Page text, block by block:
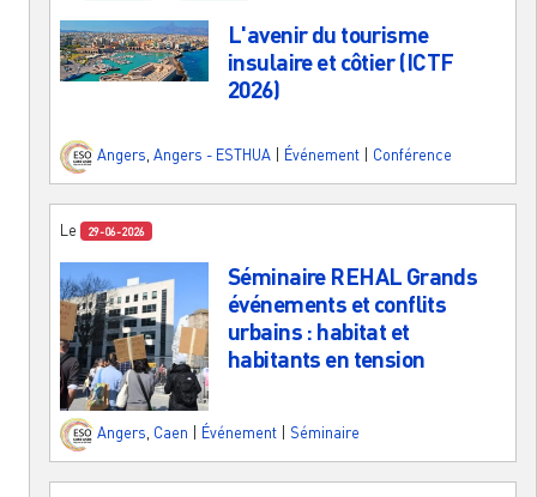
L'avenir du tourisme
insulaire et côtier (ICTF
2026)
Angers Angers - ESTHUA Événement Conférence
Le 29-06-2026
Séminaire REHAL Grands
événements et conflits
urbains : habitat et
habitants en tension
Angers, Caen Événement Séminaire